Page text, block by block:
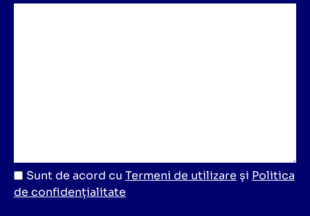
Sunt de acord cu Termeni de utilizare și Politica
de confidențialitate